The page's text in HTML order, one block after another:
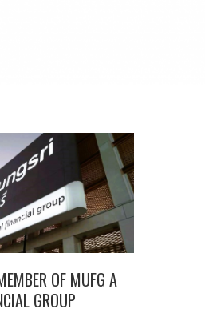
OF MUFG A
GROUP